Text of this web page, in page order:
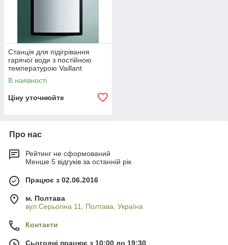
Станція для підігрівання
гарячої води з постійною
температурою Vaillant
aquaFLOW exclusive VPM
40/45/2 W
В наявності
Ціну уточнюйте
Про нас
Рейтинг не сформований
Менше 5 відгуків за останній рік
Працює з 02.06.2016
м. Полтава
вул.Серьогіна 11, Полтава, Україна
Контакти
Сьогодні працює з 10:00 до 19:30